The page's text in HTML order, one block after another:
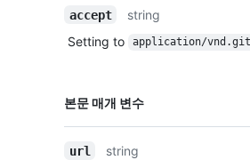
accept
string
Setting to
application/
본문 매개 변수
이름,
url
string